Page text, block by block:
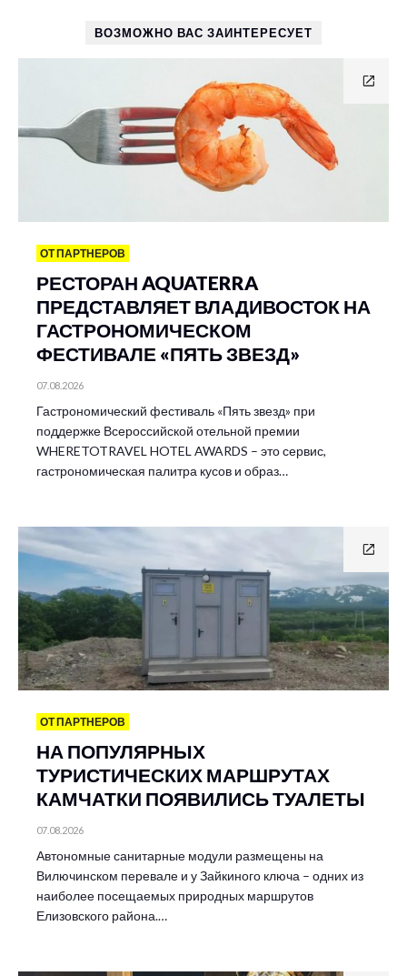
ВОЗМОЖНО ВАС ЗАИНТЕРЕСУЕТ
ОТ ПАРТНЕРОВ
РЕСТОРАН AQUATERRA
ПРЕДСТАВЛЯЕТ ВЛАДИВОСТОК НА
ГАСТРОНОМИЧЕСКОМ
ФЕСТИВАЛЕ «ПЯТЬ ЗВЕЗД»
07.08.2026
Гастрономический фестиваль «Пять звезд» при
поддержке Всероссийской отельной премии
WHERETOTRAVEL HOTEL AWARDS – это сервис,
гастрономическая палитра кусов и образ…
ОТ ПАРТНЕРОВ
НА ПОПУЛЯРНЫХ
ТУРИСТИЧЕСКИХ МАРШРУТАХ
КАМЧАТКИ ПОЯВИЛИСЬ ТУАЛЕТЫ
07.08.2026
Автономные санитарные модули размещены на
Вилючинском перевале и у Зайкиного ключа – одних из
наиболее посещаемых природных маршрутов
Елизовского района.…